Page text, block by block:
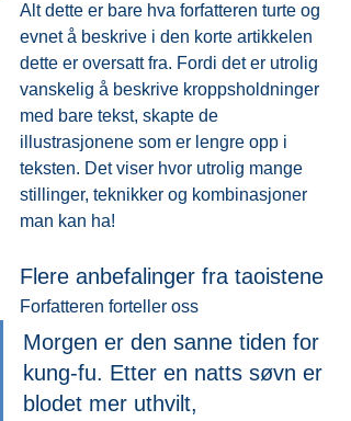
Alt dette er bare hva forfatteren turte og
evnet å beskrive i den korte artikkelen
dette er oversatt fra. Fordi det er utrolig
vanskelig å beskrive kroppsholdninger
med bare tekst, skapte de
illustrasjonene som er lengre opp i
teksten. Det viser hvor utrolig mange
stillinger, teknikker og kombinasjoner
man kan ha!
Flere anbefalinger fra taoistene
Forfatteren forteller oss
Morgen er den sanne tiden for
kung-fu. Etter en natts søvn er
blodet mer uthvilt,